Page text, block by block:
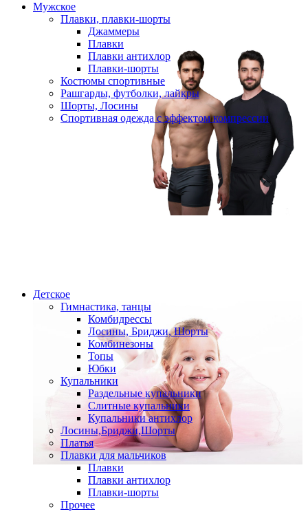
Мужское
Плавки, плавки-шорты
Джаммеры
Плавки
Плавки антихлор
Плавки-шорты
Костюмы спортивные
Рашгарды, футболки, лайкры
Шорты, Лосины
Спортивная одежда с эффектом компрессии
Детское
Гимнастика, танцы
Комбидрессы
Лосины, Бриджи, Шорты
Комбинезоны
Топы
Юбки
Купальники
Раздельные купальники
Слитные купальники
Купальники антихлор
Лосины,Бриджи,Шорты
Платья
Плавки для мальчиков
Плавки
Плавки антихлор
Плавки-шорты
Прочее